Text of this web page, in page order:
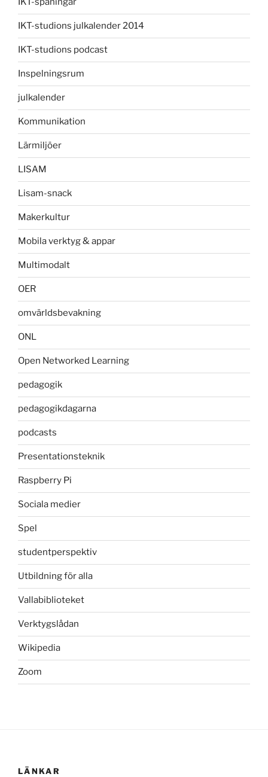
IKT-studions julkalender 2014
IKT-studions podcast
Inspelningsrum
julkalender
Kommunikation
Lärmiljöer
LISAM
Lisam-snack
Makerkultur
Mobila verktyg & appar
Multimodalt
OER
omvärldsbevakning
ONL
Open Networked Learning
pedagogik
pedagogikdagarna
podcasts
Presentationsteknik
Raspberry Pi
Sociala medier
Spel
studentperspektiv
Utbildning för alla
Vallabiblioteket
Verktygslådan
Wikipedia
Zoom
LÄNKAR